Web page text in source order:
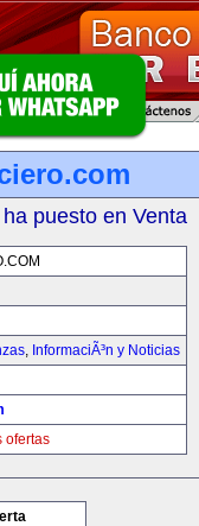
puesto en Venta
, InformaciÃ³n y Noticias
ofertas